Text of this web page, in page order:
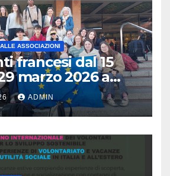
– Sabato 2
ore 10:30 Museo
di Gavardo (BS)
ASSOCIAZIONI
francesi dal 15
marzo 2026 a
plus :
la vita, apre la
ADMIN